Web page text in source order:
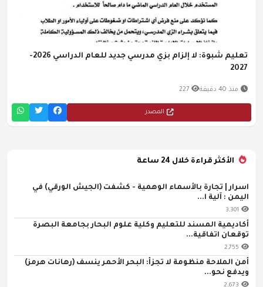
تعليم شبوة: لا إلزام بزي مدرسي جديد للعام الدراسي 2026-
2027
منذ 40 دقيقة 227
المصدر
الأكثر قراءة خلال 24 ساعة
اسرار | تجارة بالأسماء الوهمية - كشفت (الجيش الورقي) في
اليمن : آلية ا...
3,301
أكاديمية المسند للتعليم وكلية علوم البحار بجامعة البصرة
توقعان اتفاقية...
2,755
أمن الملاحة منظومة لا تجزأ: البحر الأحمر ينسف (رهانات هرمز)
ويدفع نحو...